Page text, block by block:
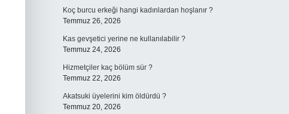
Koç burcu erkeği hangi kadınlardan hoşlanır ?
Temmuz 26, 2026
Kas gevşetici yerine ne kullanılabilir ?
Temmuz 24, 2026
Hizmetçiler kaç bölüm sür ?
Temmuz 22, 2026
Akatsuki üyelerini kim öldürdü ?
Temmuz 20, 2026